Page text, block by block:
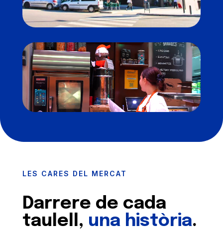
Reproductor
de
vídeo
LES CARES DEL MERCAT
Darrere de cada
taulell, una història.